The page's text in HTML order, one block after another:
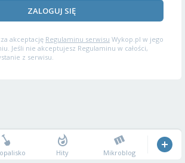
ZALOGUJ SIĘ
akceptację Regulaminu serwisu Wykop.pl w jego
Jeśli nie akceptujesz Regulaminu w całości,
z serwisu.
Hity Mikroblog